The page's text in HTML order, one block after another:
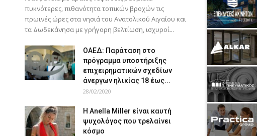
πυκνότερες, πιθανότητα τοπικών βροχών τις
πρωινές ώρες στα νησιά του Ανατολικού Αιγαίου και
τα Δωδεκάνησα με γρήγορη βελτίωση, ισχυροί...
ΟΑΕΔ: Παράταση στο
πρόγραμμα υποστήριξης
επιχειρηματικών σχεδίων
άνεργων ηλικίας 18 έως...
28/02/2020
Η Anella Miller είναι καυτή
ψυχολόγος που τρελαίνει
κόσμο